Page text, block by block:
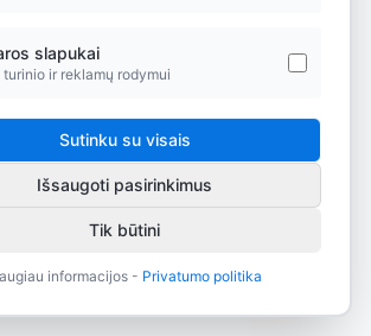
slapukai
ir reklamų rodymui
Sutinku su visais
Išsaugoti pasirinkimus
Tik būtini
informacijos - Privatumo politika